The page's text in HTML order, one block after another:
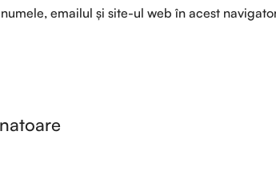
emailul și site-ul web în acest